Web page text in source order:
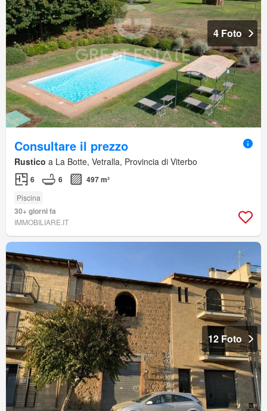
4 Foto
Consultare il prezzo
Rustico a La Botte, Vetralla, Provincia di Viterbo
6 6 497 m²
Piscina
30+ giorni fa
IMMOBILIARE.IT
12 Foto